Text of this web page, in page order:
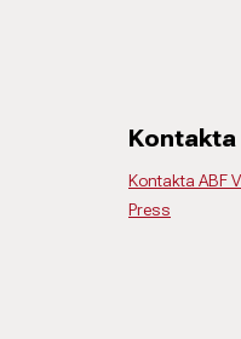
Kontakta ABF
Press